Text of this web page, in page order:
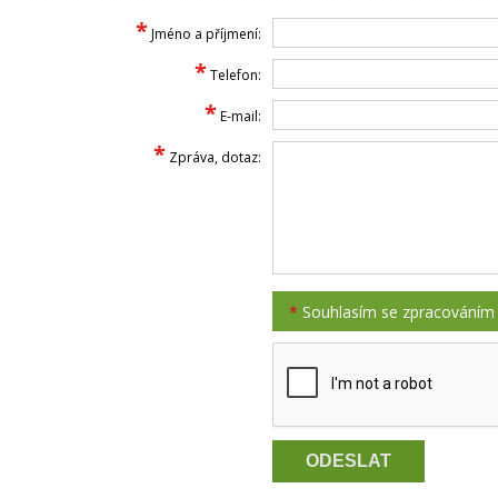
*Jméno a příjmení:
*Telefon:
*E-mail:
* Zpráva, dotaz:
* Souhlasím se